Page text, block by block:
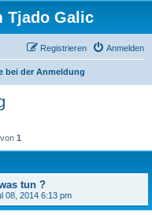
Tjado Galic
Anmelden
Registrieren
bei der Anmeldung
von 1
tun ?
08, 2014 6:13 pm